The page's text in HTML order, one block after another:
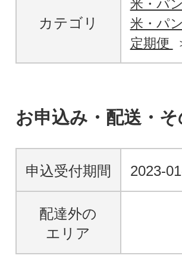
カテゴリ
米・パン
米・パン
定期便
お申込み・配送・
申込受付期間 2023-
配達外の
エリア